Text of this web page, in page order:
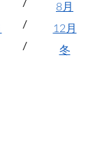
8月
12月
冬